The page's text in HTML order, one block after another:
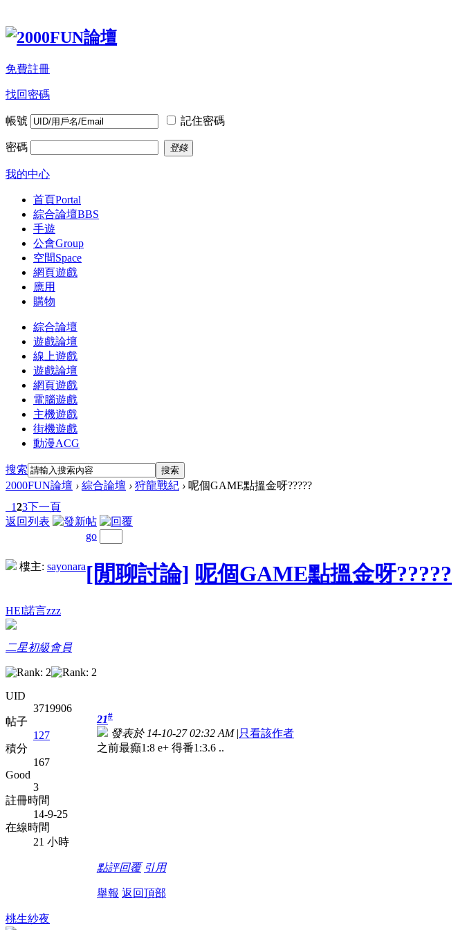
免費註冊
找回密碼
帳號 記住密碼
密碼 登錄
我的中心
首頁Portal
綜合論壇BBS
手遊
公會Group
空間Space
網頁遊戲
應用
購物
綜合論壇
遊戲論壇
線上遊戲
遊戲論壇
網頁遊戲
電腦遊戲
主機遊戲
街機遊戲
動漫ACG
搜索 搜索
2000FUN論壇 › 綜合論壇 › 狩龍戰紀 › 呢個GAME點搵金呀?????
123下一頁
返回列表
樓主: sayonara
go
[閒聊討論] 呢個GAME點搵金呀?????
HEI諾言zzz
二星初級會員
UID
3719906
帖子
127
積分
167
Good
3
註冊時間
14-9-25
在線時間
21 小時
21#
發表於 14-10-27 02:32 AM |只看該作者
之前最癲1:8 e+ 得番1:3.6 ..
點評回覆 引用
舉報 返回頂部
桃生紗夜